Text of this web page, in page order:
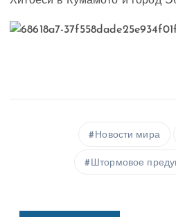
Новости мира
Штормовое